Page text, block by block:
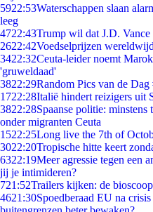
5922:53Waterschappen slaan
leeg
4722:43Trump wil dat J.D.
2622:42Voedselprijzen
3422:32Ceuta-leider noemt
'gruweldaad'
3822:29Random Pics van de Dag
1722:28Italië hindert reizigers uit
3822:28Spaanse politie:
onder migranten Ceuta
1522:25Long live the 7th of
3022:20Tropische hitte keert
6322:19Meer agressie tegen een
jij je intimideren?
721:52Trailers kijken: de
4621:30Spoedberaad EU na